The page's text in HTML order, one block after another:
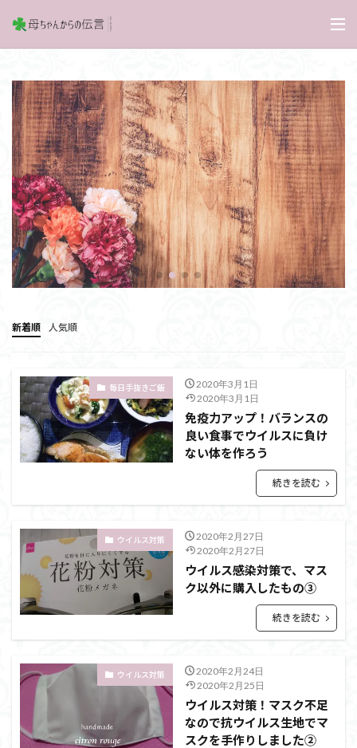
新着順 人気順
毎日手抜きご飯
2020年3月1日
2020年3月1日
免疫力アップ！バランスの
良い食事でウイルスに負け
ない体を作ろう
続きを読む
ウイルス対策
2020年2月27日
2020年2月27日
ウイルス感染対策で、マス
ク以外に購入したもの③
続きを読む
ウイルス対策
2020年2月24日
2020年2月25日
ウイルス対策！マスク不足
なので抗ウイルス生地でマ
スクを手作りしました②